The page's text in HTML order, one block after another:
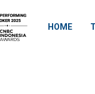
HOME